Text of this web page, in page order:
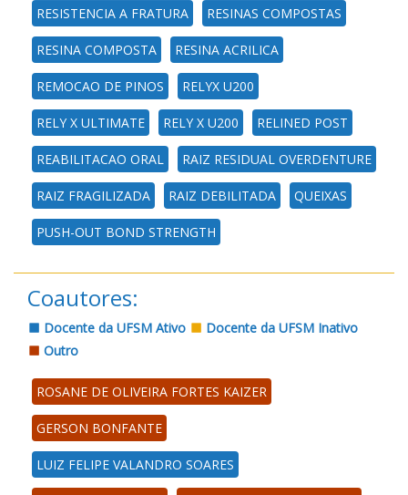
RESISTENCIA A FRATURA RESINAS COMPOSTAS
RESINA COMPOSTA RESINA ACRILICA
REMOCAO DE PINOS RELYX U200
RELY X ULTIMATE RELY X U200 RELINED POST
REABILITACAO ORAL RAIZ RESIDUAL OVERDENTURE
RAIZ FRAGILIZADA RAIZ DEBILITADA QUEIXAS
PUSH-OUT BOND STRENGTH
Coautores:
Docente da UFSM Ativo
Docente da UFSM Inativo
Outro
ROSANE DE OLIVEIRA FORTES KAIZER
GERSON BONFANTE
LUIZ FELIPE VALANDRO SOARES